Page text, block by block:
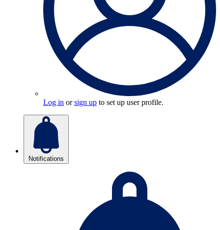
Log in orsign up to set up user profile.
Notifications